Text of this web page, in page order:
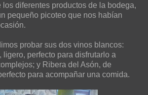
los diferentes productos de la bodega,
pequeño picoteo que nos habían
probar sus dos vinos blancos:
ligero, perfecto para disfrutarlo a
y Ribera del Asón, de
para acompañar una comida.